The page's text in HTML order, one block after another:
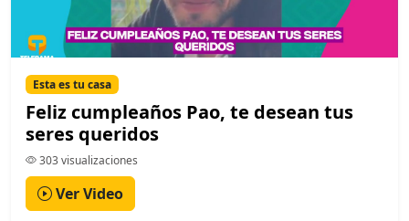
Esta es tu casa
Feliz cumpleaños Pao, te desean tus
seres queridos
303 visualizaciones
Ver Video